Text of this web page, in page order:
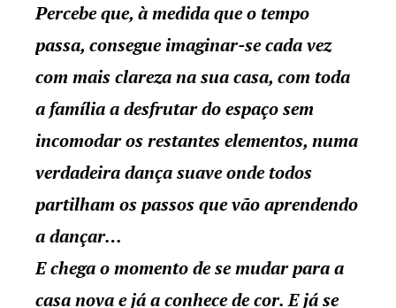
Percebe que, à medida que o tempo
passa, consegue imaginar-se cada vez
com mais clareza na sua casa, com toda
a família a desfrutar do espaço sem
incomodar os restantes elementos, numa
verdadeira dança suave onde todos
partilham os passos que vão aprendendo
a dançar…
E chega o momento de se mudar para a
casa nova e já a conhece de cor. E já se